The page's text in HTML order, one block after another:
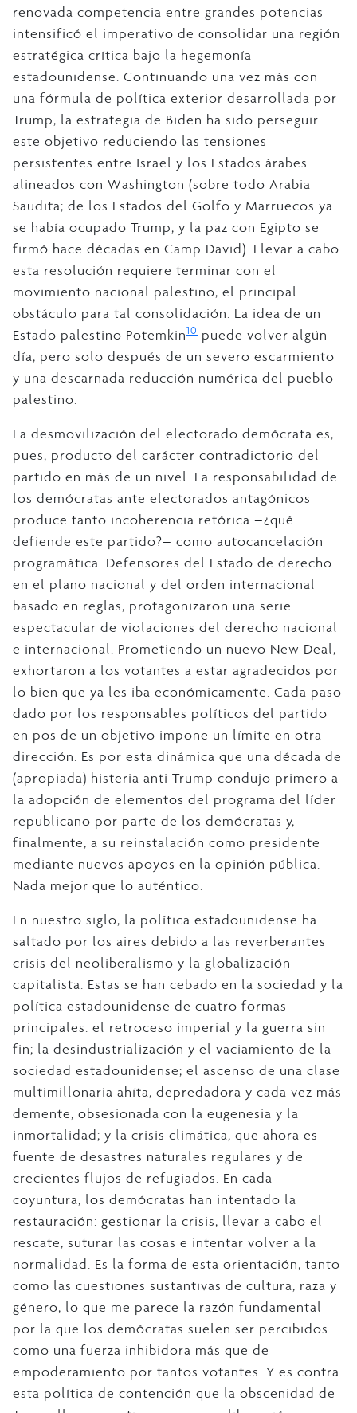
renovada competencia entre grandes potencias
intensificó el imperativo de consolidar una región
estratégica crítica bajo la hegemonía
estadounidense. Continuando una vez más con
una fórmula de política exterior desarrollada por
Trump, la estrategia de Biden ha sido perseguir
este objetivo reduciendo las tensiones
persistentes entre Israel y los Estados árabes
alineados con Washington (sobre todo Arabia
Saudita; de los Estados del Golfo y Marruecos ya
se había ocupado Trump, y la paz con Egipto se
firmó hace décadas en Camp David). Llevar a cabo
esta resolución requiere terminar con el
movimiento nacional palestino, el principal
obstáculo para tal consolidación. La idea de un
Estado palestino Potemkin10 puede volver algún
día, pero solo después de un severo escarmiento
y una descarnada reducción numérica del pueblo
palestino.
La desmovilización del electorado demócrata es,
pues, producto del carácter contradictorio del
partido en más de un nivel. La responsabilidad de
los demócratas ante electorados antagónicos
produce tanto incoherencia retórica –¿qué
defiende este partido?– como autocancelación
programática. Defensores del Estado de derecho
en el plano nacional y del orden internacional
basado en reglas, protagonizaron una serie
espectacular de violaciones del derecho nacional
e internacional. Prometiendo un nuevo New Deal,
exhortaron a los votantes a estar agradecidos por
lo bien que ya les iba económicamente. Cada paso
dado por los responsables políticos del partido
en pos de un objetivo impone un límite en otra
dirección. Es por esta dinámica que una década de
(apropiada) histeria anti-Trump condujo primero a
la adopción de elementos del programa del líder
republicano por parte de los demócratas y,
finalmente, a su reinstalación como presidente
mediante nuevos apoyos en la opinión pública.
Nada mejor que lo auténtico.
En nuestro siglo, la política estadounidense ha
saltado por los aires debido a las reverberantes
crisis del neoliberalismo y la globalización
capitalista. Estas se han cebado en la sociedad y la
política estadounidense de cuatro formas
principales: el retroceso imperial y la guerra sin
fin; la desindustrialización y el vaciamiento de la
sociedad estadounidense; el ascenso de una clase
multimillonaria ahíta, depredadora y cada vez más
demente, obsesionada con la eugenesia y la
inmortalidad; y la crisis climática, que ahora es
fuente de desastres naturales regulares y de
crecientes flujos de refugiados. En cada
coyuntura, los demócratas han intentado la
restauración: gestionar la crisis, llevar a cabo el
rescate, suturar las cosas e intentar volver a la
normalidad. Es la forma de esta orientación, tanto
como las cuestiones sustantivas de cultura, raza y
género, lo que me parece la razón fundamental
por la que los demócratas suelen ser percibidos
como una fuerza inhibidora más que de
empoderamiento por tantos votantes. Y es contra
esta política de contención que la obscenidad de